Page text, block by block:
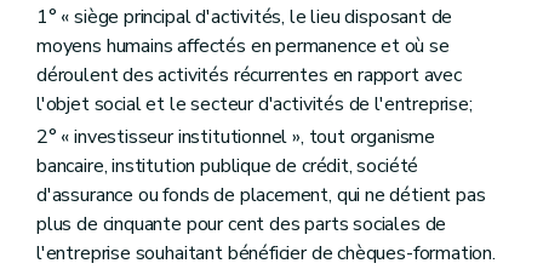
1° « siège principal d'activités, le lieu disposant de
moyens humains affectés en permanence et où se
déroulent des activités récurrentes en rapport avec
l'objet social et le secteur d'activités de l'entreprise;
2° « investisseur institutionnel », tout organisme
bancaire, institution publique de crédit, société
d'assurance ou fonds de placement, qui ne détient pas
plus de cinquante pour cent des parts sociales de
l'entreprise souhaitant bénéficier de chèques-formation.